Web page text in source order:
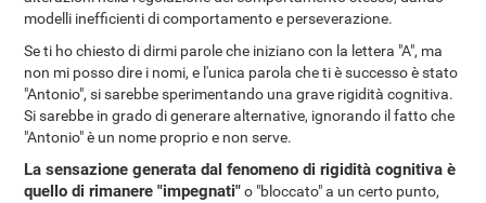
modelli inefficienti di comportamento e perseverazione.
Se ti ho chiesto di dirmi parole che iniziano con la lettera "A", ma
non mi posso dire i nomi, e l'unica parola che ti è successo è stato
"Antonio", si sarebbe sperimentando una grave rigidità cognitiva.
Si sarebbe in grado di generare alternative, ignorando il fatto che
"Antonio" è un nome proprio e non serve.
La sensazione generata dal fenomeno di rigidità cognitiva è
quello di rimanere "impegnati"o "bloccato" a un certo punto,